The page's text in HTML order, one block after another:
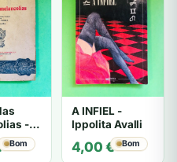
-
Bom
A INFIEL -
Ippolita Avalli
4,00€ Bom